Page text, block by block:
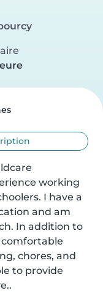
working
I have a
and am
In addition to
comfortable
chores, and
to provide